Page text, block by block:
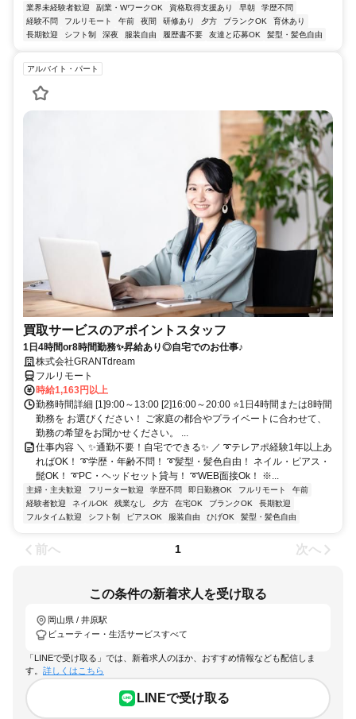
業界未経験者歓迎 副業・WワークOK 資格取得支援あり 早朝
学歴不問
経験不問
フルリモート 午前 夜間 研修あり 夕方 ブランクOK
育休あり
長期歓迎
シフト制 深夜 服装自由 履歴書不要 友達と応募OK 髪型・髪色自由
アルバイト・パート
買取サービスのアポイントスタッフ
1日4時間or8時間勤務✨昇給あり◎自宅でのお仕事♪
株式会社GRANTdream
フルリモート
時給1,163円以上
勤務時間詳細 [1]9:00～13:00 [2]16:00～20:00 ⭐1日4時間または8時間
勤務を お選びください！ ご家庭の都合やプライベートに合わせて、
勤務の希望をお聞かせください。 ...
仕事内容 ＼ ✨通勤不要！自宅でできる✨ ／ ➰テレアポ経験1年以上あ
ればOK！ ➰学歴・年齢不問！ ➰髪型・髪色自由！ ネイル・ピアス・
髭OK！ ➰PC・ヘッドセット貸与！ ➰WEB面接Ok！ ※...
主婦・主夫歓迎 フリーター歓迎 学歴不問 即日勤務OK フルリモート
午前
経験者歓迎
ネイルOK 残業なし 夕方 在宅OK ブランクOK
長期歓迎
フルタイム歓迎
シフト制 ピアスOK 服装自由 ひげOK 髪型・髪色自由
前へ 1 次へ
この条件の新着求人を受け取る
岡山県 / 井原駅
ビューティー・生活サービスすべて
「LINEで受け取る」では、新着求人のほか、おすすめ情報なども配信しま
す。 詳しくはこちら
LINEで受け取る